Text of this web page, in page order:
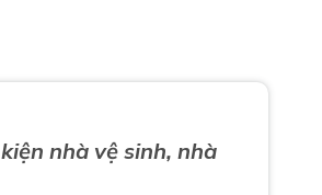
nhà vệ sinh, nhà